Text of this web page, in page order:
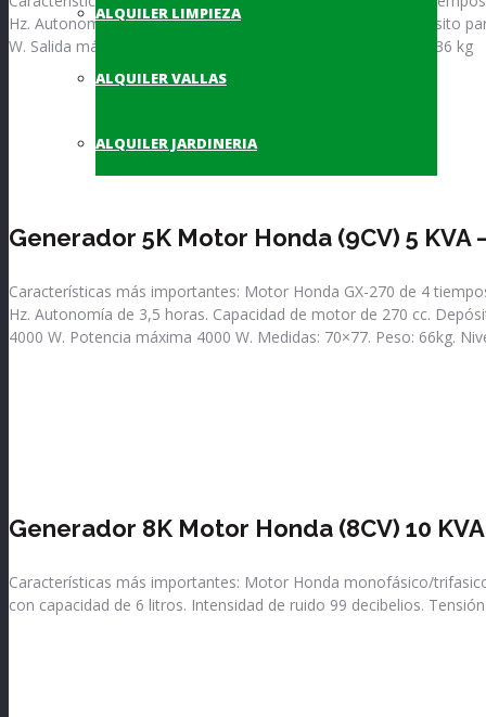
ALQUILER LIMPIEZA
ALQUILER VALLAS
ALQUILER JARDINERIA
Hz. Autonomía de 3 hora. Capacidad del motor 163 cc. Depósito
W. Salida máxima 3000 W. Medidas: 60 x 63 x 52.5 cm. Peso 36 kg
VER PRODUCTO
Generador 5K Motor Honda (9CV) 5 KVA
Características más importantes: Motor Honda GX-270 de 4
Hz. Autonomía de 3,5 horas. Capacidad de motor de 270 cc.
4000 W. Potencia máxima 4000 W. Medidas: 70×77. Peso: 66kg.
Generador 8K Motor Honda (8CV) 10
Características más importantes: Motor Honda monofásico/
con capacidad de 6 litros. Intensidad de ruido 99 decibelios.